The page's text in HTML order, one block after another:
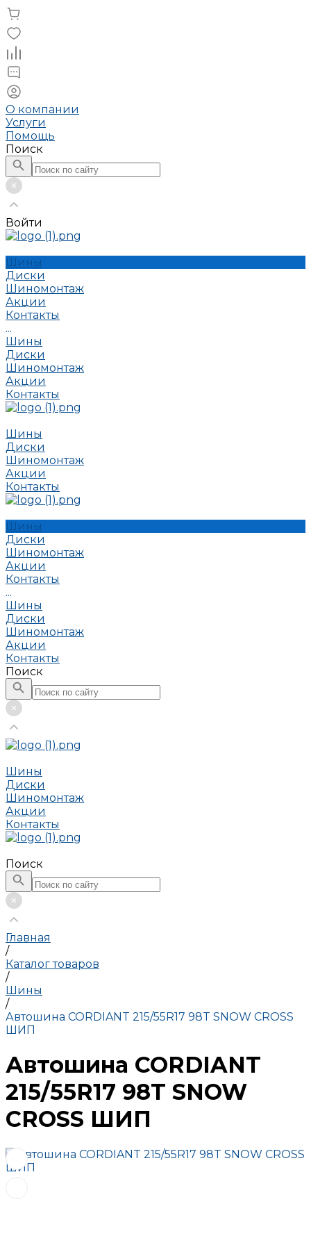
О компании
Услуги
Помощь
Поиск
Войти
Шины
Диски
Шиномонтаж
Акции
Контакты
...
Шины
Диски
Шиномонтаж
Акции
Контакты
Шины
Диски
Шиномонтаж
Акции
Контакты
Шины
Диски
Шиномонтаж
Акции
Контакты
...
Шины
Диски
Шиномонтаж
Акции
Контакты
Поиск
Шины
Диски
Шиномонтаж
Акции
Контакты
Поиск
Главная
/
Каталог товаров
/
Шины
/
Автошина CORDIANT 215/55R17 98T SNOW CROSS
ШИП
Автошина CORDIANT
215/55R17 98T SNOW
CROSS ШИП